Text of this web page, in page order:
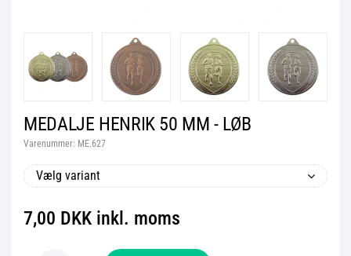
MEDALJE HENRIK 50 MM - LØB
Varenummer: ME.627
Vælg variant
7,00 DKK inkl. moms